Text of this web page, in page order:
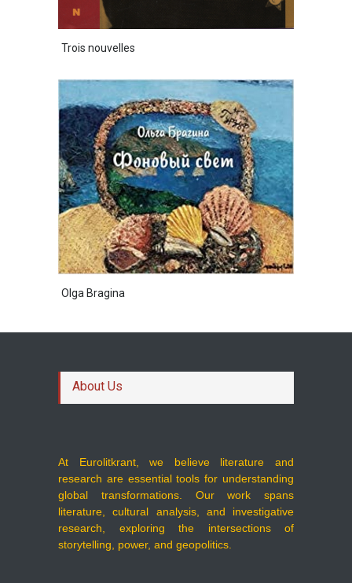
Olga Bragina
About Us
At Eurolitkrant, we believe literature and
research are essential tools for understanding
global transformations. Our work spans
literature, cultural analysis, and investigative
research, exploring the intersections of
storytelling, power, and geopolitics.